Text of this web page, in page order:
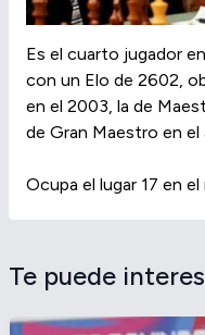
Es el cuarto jugador
con un Elo de 2602,
en el 2003, la de
de Gran Maestro en el
Ocupa el lugar 17 en
Te puede